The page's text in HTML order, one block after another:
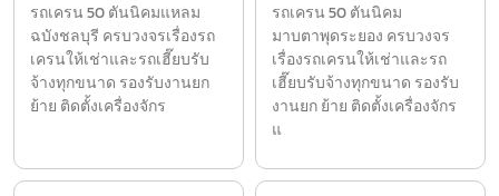
รถเครน 50 ตันนิคมแหลม
ฉบังชลบุรี ครบวงจรเรื่องรถ
เครนให้เช่าและรถเฮี๊ยบรับ
จ้างทุกขนาด รองรับงานยก
ย้าย ติดตั้งเครื่องจักร
รถเครน 50 ตันนิคม
มาบตาพุดระยอง ครบวงจร
เรื่องรถเครนให้เช่าและรถ
เฮี๊ยบรับจ้างทุกขนาด รองรับ
งานยก ย้าย ติดตั้งเครื่องจักร
แ